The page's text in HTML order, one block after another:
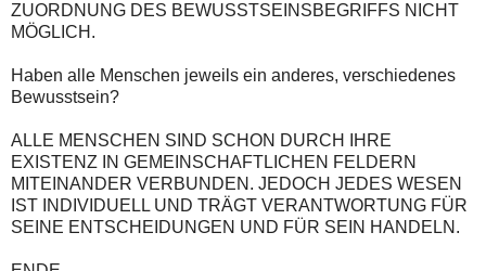
ZUORDNUNG DES BEWUSSTSEINSBEGRIFFS NICHT
MÖGLICH.
Haben alle Menschen jeweils ein anderes, verschiedenes
Bewusstsein?
ALLE MENSCHEN SIND SCHON DURCH IHRE
EXISTENZ IN GEMEINSCHAFTLICHEN FELDERN
MITEINANDER VERBUNDEN. JEDOCH JEDES WESEN
IST INDIVIDUELL UND TRÄGT VERANTWORTUNG FÜR
SEINE ENTSCHEIDUNGEN UND FÜR SEIN HANDELN.